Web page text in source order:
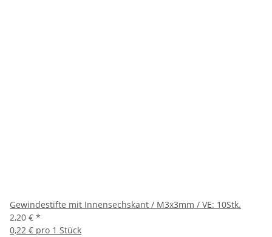
Gewindestifte mit Innensechskant / M3x3mm / VE: 10Stk.
2,20 € *
0,22 € pro 1 Stück